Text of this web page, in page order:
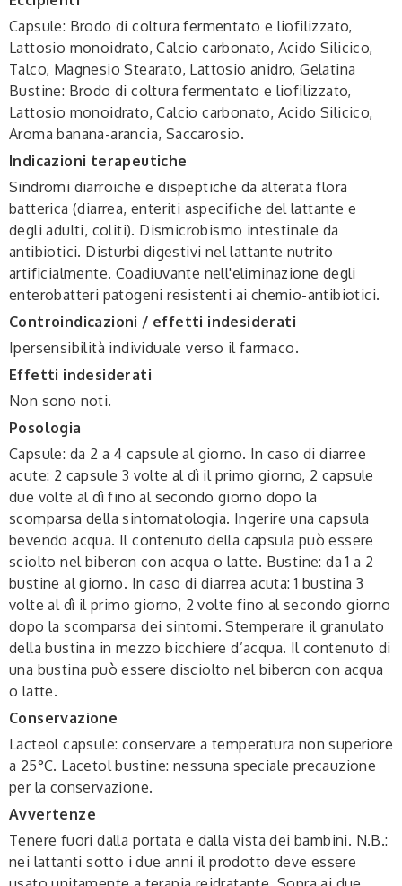
Capsule: Brodo di coltura fermentato e liofilizzato,
Lattosio monoidrato, Calcio carbonato, Acido Silicico,
Talco, Magnesio Stearato, Lattosio anidro, Gelatina
Bustine: Brodo di coltura fermentato e liofilizzato,
Lattosio monoidrato, Calcio carbonato, Acido Silicico,
Aroma banana-arancia, Saccarosio.
Indicazioni terapeutiche
Sindromi diarroiche e dispeptiche da alterata flora
batterica (diarrea, enteriti aspecifiche del lattante e
degli adulti, coliti). Dismicrobismo intestinale da
antibiotici. Disturbi digestivi nel lattante nutrito
artificialmente. Coadiuvante nell'eliminazione degli
enterobatteri patogeni resistenti ai chemio-antibiotici.
Controindicazioni / effetti indesiderati
Ipersensibilità individuale verso il farmaco.
Effetti indesiderati
Non sono noti.
Posologia
Capsule: da 2 a 4 capsule al giorno. In caso di diarree
acute: 2 capsule 3 volte al dì il primo giorno, 2 capsule
due volte al dì fino al secondo giorno dopo la
scomparsa della sintomatologia. Ingerire una capsula
bevendo acqua. Il contenuto della capsula può essere
sciolto nel biberon con acqua o latte. Bustine: da 1 a 2
bustine al giorno. In caso di diarrea acuta: 1 bustina 3
volte al dì il primo giorno, 2 volte fino al secondo giorno
dopo la scomparsa dei sintomi. Stemperare il granulato
della bustina in mezzo bicchiere d’acqua. Il contenuto di
una bustina può essere disciolto nel biberon con acqua
o latte.
Conservazione
Lacteol capsule: conservare a temperatura non superiore
a 25°C. Lacetol bustine: nessuna speciale precauzione
per la conservazione.
Avvertenze
Tenere fuori dalla portata e dalla vista dei bambini. N.B.:
nei lattanti sotto i due anni il prodotto deve essere